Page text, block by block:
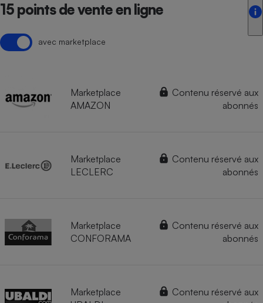
15 points de vente en ligne
avec marketplace
Marketplace
AMAZON
Contenu réservé aux
abonnés
Marketplace
LECLERC
Contenu réservé aux
abonnés
Marketplace
CONFORAMA
Contenu réservé aux
abonnés
Marketplace
Contenu réservé aux